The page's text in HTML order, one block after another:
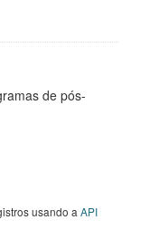
de pós-
usando a API